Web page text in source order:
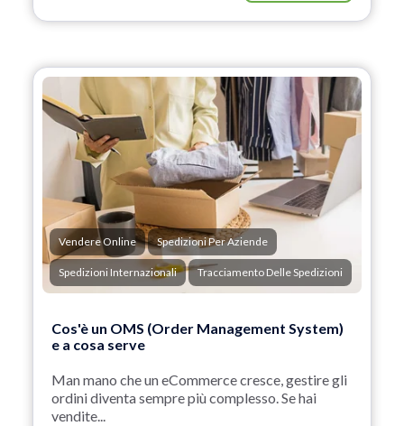
Vendere Online Spedizioni Per Aziende
Spedizioni Internazionali Tracciamento Delle Spedizioni
Cos'è un OMS (Order Management System)
e a cosa serve
Man mano che un eCommerce cresce, gestire gli
ordini diventa sempre più complesso. Se hai
vendite...